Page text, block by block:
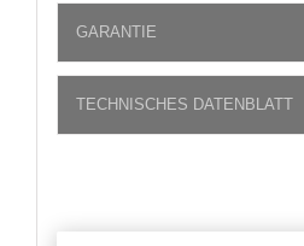
GARANTIE
TECHNISCHES DATENBLATT